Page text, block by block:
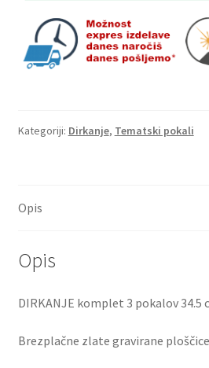
cm
količina
Kategoriji: Dirkanje, Tematski pokali
Opis
Opis
DIRKANJE komplet 3 pokalov 34.5
Brezplačne zlate gravirane